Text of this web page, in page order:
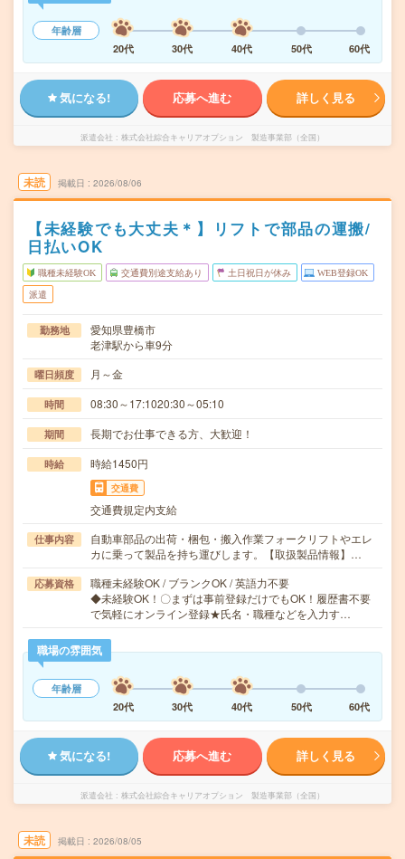
年齢層
20代
30代 40代 50代 60代
気になる! 応募へ進む 詳しく見る
派遣会社 株式会社綜合キャリアオプション 製造事業部（全国）
未読 掲載日 2026/08/06
【未経験でも大丈夫＊】リフトで部品の運搬/
日払いOK
職種未経験OK 交通費別途支給あり 土日祝日が休み WEB登録OK
派遣
勤務地
愛知県豊橋市
老津駅から車9分
曜日頻度 月～金
時間 08:30～17:1020:30～05:10
期間 長期でお仕事できる方、大歓迎！
時給 時給1450円
交通費
交通費規定内支給
仕事内容
自動車部品の出荷・梱包・搬入作業フォークリフトやエレ
カに乗って製品を持ち運びします。【取扱製品情報】…
応募資格
職種未経験OK / ブランクOK / 英語力不要
◆未経験OK！〇まずは事前登録だけでもOK！履歴書不要
で気軽にオンライン登録★氏名・職種などを入力す…
職場の雰囲気
年齢層
20代
30代 40代 50代 60代
気になる! 応募へ進む 詳しく見る
派遣会社 株式会社綜合キャリアオプション 製造事業部（全国）
未読 掲載日 2026/08/05